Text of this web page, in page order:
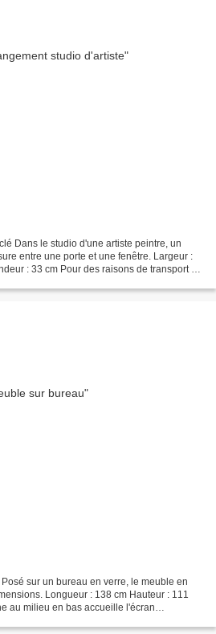
Dans le studio d'une artiste peintre, un
entre une porte et une fenêtre. Largeur :
: 33 cm Pour des raisons de transport et
sur un bureau en verre, le meuble en
Longueur : 138 cm Hauteur : 111
au milieu en bas accueille l'écran